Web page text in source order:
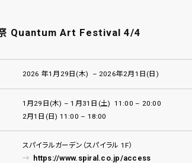
Quantum Art Festival 4/4
2026 年1月29日(木) – 2026年2月1日(日)
1月29日(木) – 1月31日(土) 11:00 – 20:00
2月1日(日) 11:00 – 18:00
スパイラルガーデン（スパイラル 1F）
https://www.spiral.co.jp/access